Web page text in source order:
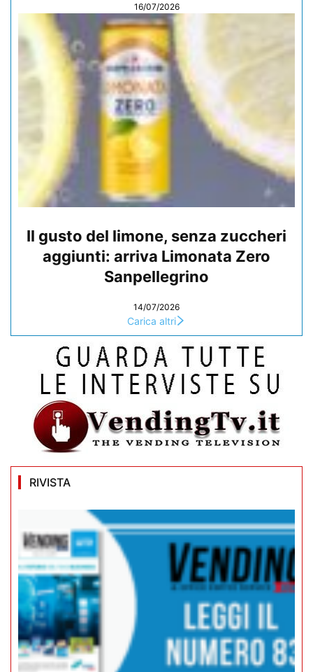
16/07/2026
Il gusto del limone, senza zuccheri
aggiunti: arriva Limonata Zero
Sanpellegrino
14/07/2026
Carica altri
RIVISTA